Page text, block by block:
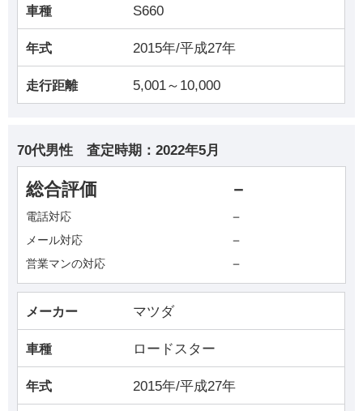
車種 S660
年式 2015年/平成27年
走行距離 5,001～10,000
70代男性 査定時期： 2022年5月
総合評価 －
電話対応 －
メール対応 －
営業マンの対応 －
メーカー マツダ
車種 ロードスター
年式 2015年/平成27年